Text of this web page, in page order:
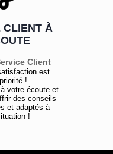
CLIENT À
Client
est
!
votre écoute et
des conseils
et adaptés à
!